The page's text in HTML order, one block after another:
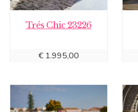
Trés Chic 23226
€1.995,00